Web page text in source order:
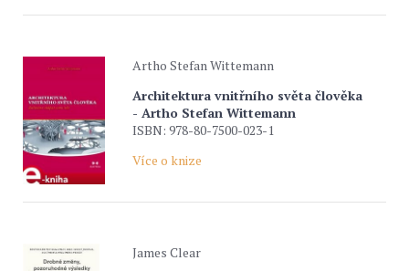
Artho Stefan Wittemann
Architektura vnitřního světa člověka
- Artho Stefan Wittemann
ISBN: 978-80-7500-023-1
Více o knize
James Clear